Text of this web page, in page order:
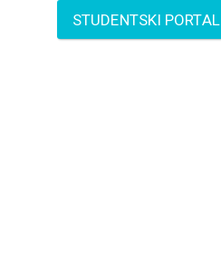
STUDENTSKI PORTAL